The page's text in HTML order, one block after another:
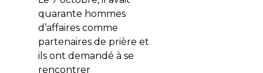
quarante hommes
d’affaires comme
partenaires de prière et
ils ont demandé à se
rencontrer